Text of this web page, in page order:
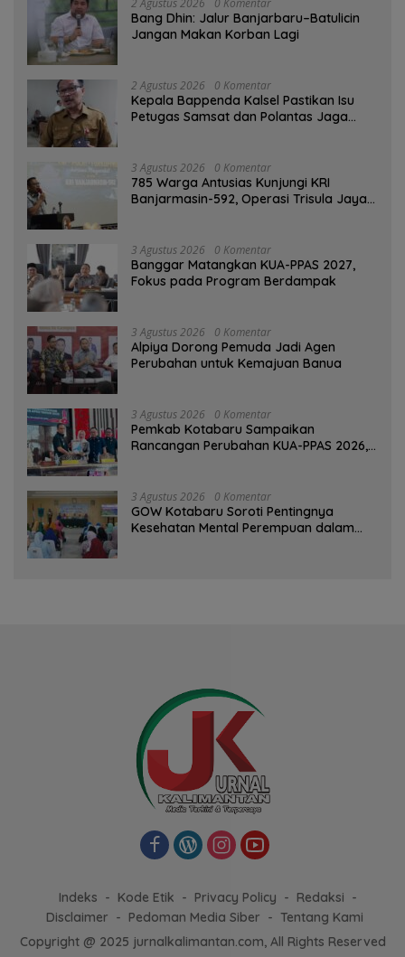
Bang Dhin: Jalur Banjarbaru–Batulicin
Jangan Makan Korban Lagi
2 Agustus 2026 0 Komentar
Kepala Bappenda Kalsel Pastikan Isu
Petugas Samsat dan Polantas Jaga
3 Agustus 2026 0 Komentar
785 Warga Antusias Kunjungi KRI
Banjarmasin-592, Operasi Trisula Jaya
3 Agustus 2026 0 Komentar
‎Banggar Matangkan KUA-PPAS 2027,
Fokus pada Program Berdampak
3 Agustus 2026 0 Komentar
‎Alpiya Dorong Pemuda Jadi Agen
Perubahan untuk Kemajuan Banua ‎
3 Agustus 2026 0 Komentar
Pemkab Kotabaru Sampaikan
Rancangan Perubahan KUA-PPAS 2026,
3 Agustus 2026 0 Komentar
GOW Kotabaru Soroti Pentingnya
Kesehatan Mental Perempuan dalam
Indeks Kode Etik Privacy Policy
Redaksi
Disclaimer
Pedoman Media Siber
Tentang Kami
Copyright @ 2025 jurnalkalimantan.com, All Rights Reserved